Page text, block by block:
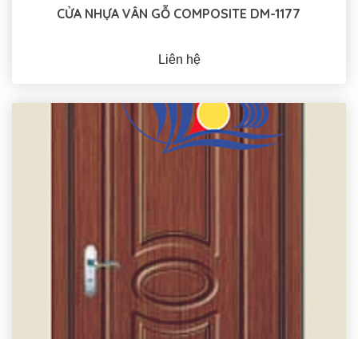
CỬA NHỰA VÂN GỖ COMPOSITE DM-1177
Liên hệ